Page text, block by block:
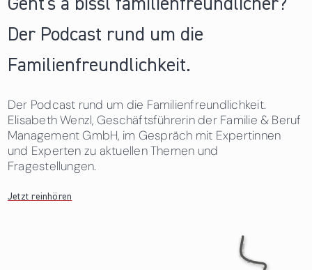
Geht's a bissl familienfreundlicher?
Der Podcast rund um die
Familienfreundlichkeit.
Der Podcast rund um die Familienfreundlichkeit.
Elisabeth Wenzl, Geschäftsführerin der Familie & Beruf
Management GmbH, im Gespräch mit Expertinnen
und Experten zu aktuellen Themen und
Fragestellungen.
Jetzt reinhören